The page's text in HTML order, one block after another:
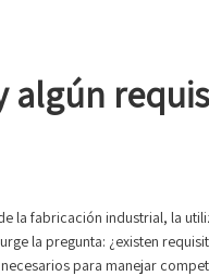
algún
la fabricación industrial, la
la pregunta: ¿existen
para manejar